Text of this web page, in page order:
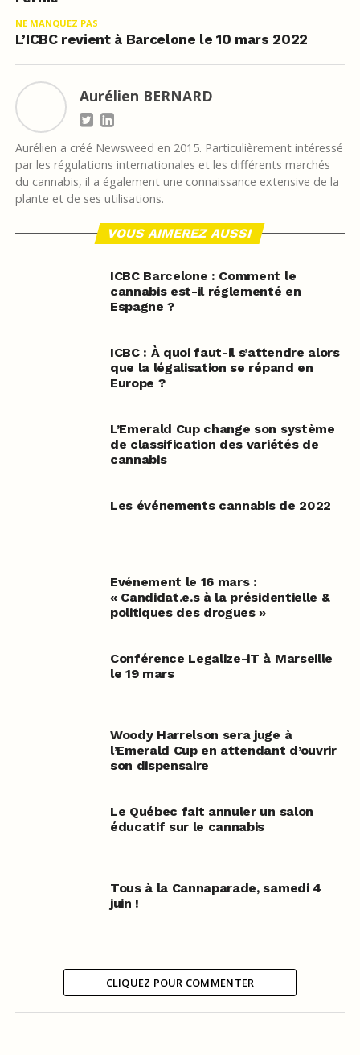
NE MANQUEZ PAS
L’ICBC revient à Barcelone le 10 mars 2022
Aurélien BERNARD
Aurélien a créé Newsweed en 2015. Particulièrement intéressé
par les régulations internationales et les différents marchés
du cannabis, il a également une connaissance extensive de la
plante et de ses utilisations.
VOUS AIMEREZ AUSSI
ICBC Barcelone : Comment le
cannabis est-il réglementé en
Espagne ?
ICBC : À quoi faut-il s’attendre alors
que la légalisation se répand en
Europe ?
L’Emerald Cup change son système
de classification des variétés de
cannabis
Les événements cannabis de 2022
Evénement le 16 mars :
« Candidat.e.s à la présidentielle &
politiques des drogues »
Conférence Legalize-iT à Marseille
le 19 mars
Woody Harrelson sera juge à
l’Emerald Cup en attendant d’ouvrir
son dispensaire
Le Québec fait annuler un salon
éducatif sur le cannabis
Tous à la Cannaparade, samedi 4
juin !
CLIQUEZ POUR COMMENTER